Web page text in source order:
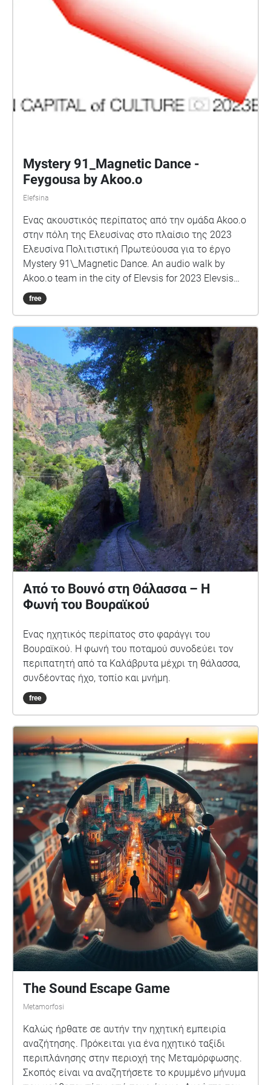
Mystery 91_Magnetic Dance -
Feygousa by Akoo.o
Elefsina
Ένας ακουστικός περίπατος από την ομάδα Akoo.o
στην πόλη της Ελευσίνας στο πλαίσιο της 2023
Ελευσίνα Πολιτιστική Πρωτεύουσα για το έργο
Mystery 91\_Magnetic Dance. An audio walk by
Akoo.o team in the city of Elevsis for 2023 Elevsis
Cultural Capital of Europe and Mystery 91\_Magnetic
Dance.
free
Από το Βουνό στη Θάλασσα – Η
Φωνή του Βουραϊκού
Ένας ηχητικός περίπατος στο φαράγγι του
Βουραϊκού. Η φωνή του ποταμού συνοδεύει τον
περιπατητή από τα Καλάβρυτα μέχρι τη θάλασσα,
συνδέοντας ήχο, τοπίο και μνήμη.
free
The Sound Escape Game
Metamorfosi
Καλώς ήρθατε σε αυτήν την ηχητική εμπειρία
αναζήτησης. Πρόκειται για ένα ηχητικό ταξίδι
περιπλάνησης στην περιοχή της Μεταμόρφωσης.
Σκοπός είναι να αναζητήσετε το κρυμμένο μήνυμα